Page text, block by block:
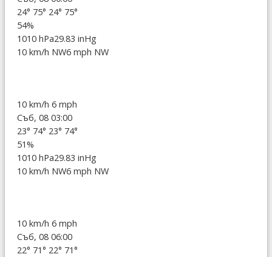
24° 75° 24° 75°
54%
1010 hPa29.83 inHg
10 km/h NW6 mph NW
10 km/h 6 mph
Съб, 08 03:00
23° 74° 23° 74°
51%
1010 hPa29.83 inHg
10 km/h NW6 mph NW
10 km/h 6 mph
Съб, 08 06:00
22° 71° 22° 71°